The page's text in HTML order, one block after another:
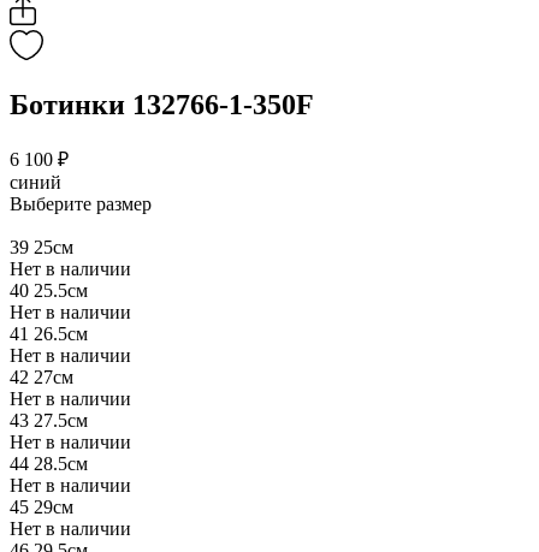
Ботинки 132766-1-350F
6 100 ₽
синий
Выберите размер
39 25см
Нет в наличии
40 25.5см
Нет в наличии
41 26.5см
Нет в наличии
42 27см
Нет в наличии
43 27.5см
Нет в наличии
44 28.5см
Нет в наличии
45 29см
Нет в наличии